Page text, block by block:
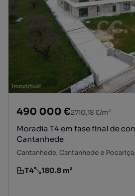
490 000 €2710,18 €/m²
Moradia T4 em fase final de
Cantanhede
Cantanhede, Cantanhede e
Tipologia
T4
Preço por metro quadrado
180.8 m²